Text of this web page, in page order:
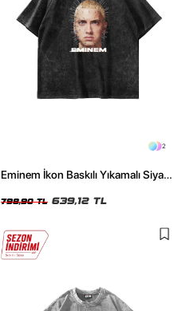
2
Eminem İkon Baskılı Yıkamalı Siyah
798,90 TL 639,12 TL